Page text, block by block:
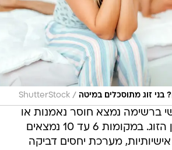
בני זוג מתוסכלים במיטה /
ShutterStock
ברשימה נמצא חוסר נאמנות או
התעללות מצד בן הזוג. במקומות 6 עד 10 נמצאים
מערכת יחסים דביקה